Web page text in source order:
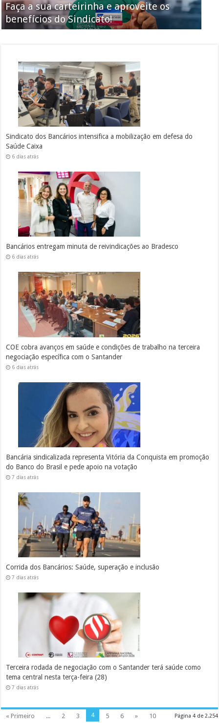
Faça a sua carteirinha e aproveite os
benefícios do Sindicato!
Sindicato dos Bancários intensifica a mobilização em defesa do
Saúde Caixa
6 dias atrás
Bancários entregam minuta de reivindicações ao Bradesco
6 dias atrás
COE cobra avanços em saúde e condições de trabalho na terceira
negociação específica com o Santander
6 dias atrás
Bancária sindicalizada representa Vitória da Conquista em promoção
do Banco do Brasil e pede apoio na votação
7 dias atrás
Corrida dos Bancários: Saúde, superação e inclusão
7 dias atrás
Terceira rodada de negociação com o Santander terá saúde como
tema central nesta terça-feira (28)
7 dias atrás
Página 4 de 2.254
« Primeiro ... 2 3 4 5 6 »
10